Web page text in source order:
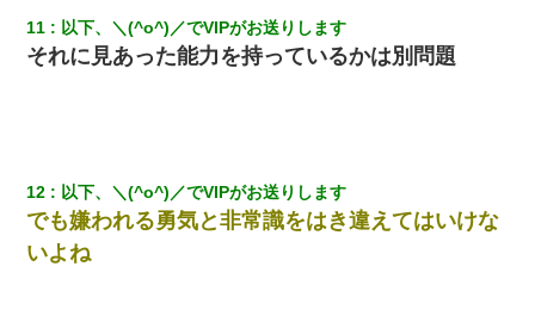
200万を貸したコウトから、追加で400万の申し込み、私「無理。
り込んできたみたいで、ずっとドアの前で喚いてて滅茶苦茶うる
さかった。
高1のとき男に襲われ、不妊の叔母に頼まれて出産。→叔母夫婦が
11 以下、＼(^o^)／でVIPがお送りします
それに見あった能力を持っているかは別問題
12 以下、＼(^o^)／でVIPがお送りします
でも嫌われる勇気と非常識をはき違えてはいけな
いよね